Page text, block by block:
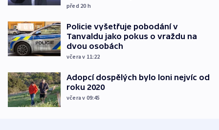
před 20 h
Policie vyšetřuje pobodání v
Tanvaldu jako pokus o vraždu na
dvou osobách
včera v 11:22
Adopcí dospělých bylo loni nejvíc od
roku 2020
včera v 09:45